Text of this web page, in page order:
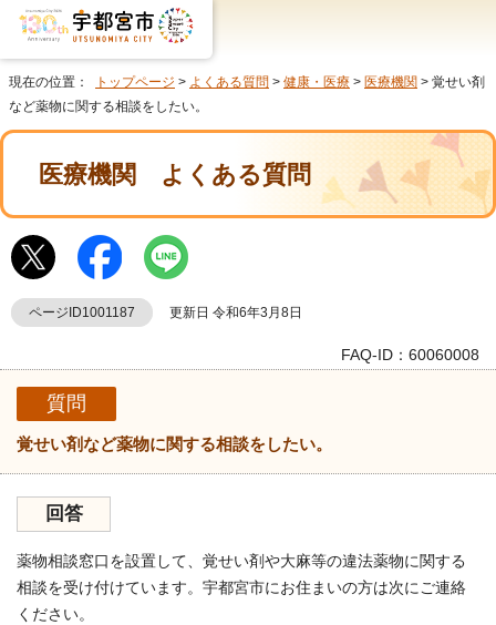
現在の位置： トップページ > よくある質問 > 健康・医療 > 医療機関 > 覚せい剤
など薬物に関する相談をしたい。
医療機関 よくある質問
ページID1001187 更新日 令和6年3月8日
FAQ-ID：60060008
質問
覚せい剤など薬物に関する相談をしたい。
回答
薬物相談窓口を設置して、覚せい剤や大麻等の違法薬物に関する
相談を受け付けています。宇都宮市にお住まいの方は次にご連絡
ください。